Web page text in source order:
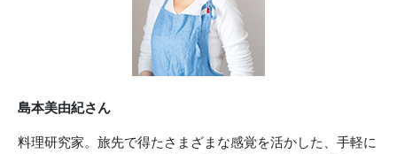
島本美由紀さん
料理研究家。旅先で得たさまざまな感覚を活かした、手軽に